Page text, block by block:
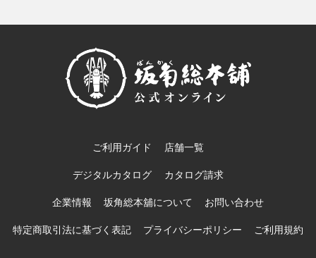
ご利用ガイド 店舗一覧
デジタルカタログ カタログ請求
企業情報 坂角総本舖について お問い合わせ
特定商取引法に基づく表記 プライバシーポリシー ご利用規約